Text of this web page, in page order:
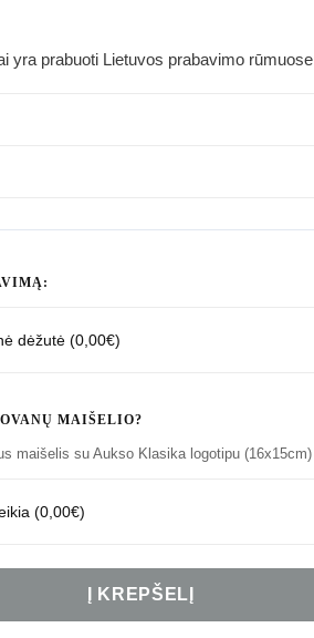
yra prabuoti Lietuvos prabavimo rūmuose
MAIŠELIO?
maišelis su Aukso Klasika logotipu (16x15cm)
Į KREPŠELĮ